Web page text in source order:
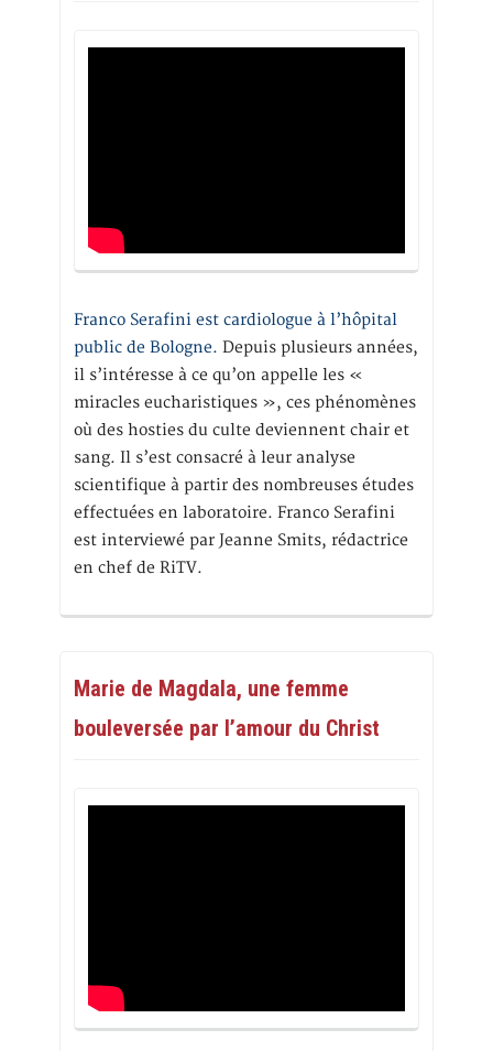
Franco Serafini est cardiologue à l’hôpital
public de Bologne. Depuis plusieurs années,
il s’intéresse à ce qu’on appelle les «
miracles eucharistiques », ces phénomènes
où des hosties du culte deviennent chair et
sang. Il s’est consacré à leur analyse
scientifique à partir des nombreuses études
effectuées en laboratoire. Franco Serafini
est interviewé par Jeanne Smits, rédactrice
en chef de RiTV.
Marie de Magdala, une femme
bouleversée par l’amour du Christ